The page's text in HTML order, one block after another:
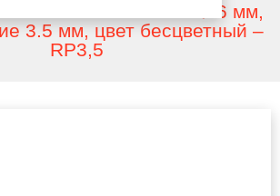
со шляпкой Ø6 мм,
3.5 мм, цвет бесцветный –
RP3,5